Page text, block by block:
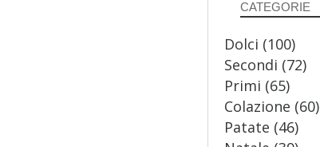
CATEGORIE
Dolci (100)
Secondi (72)
Primi (65)
Colazione (60)
Patate (46)